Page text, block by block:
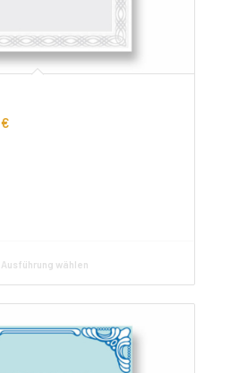
€
Ausführung wählen